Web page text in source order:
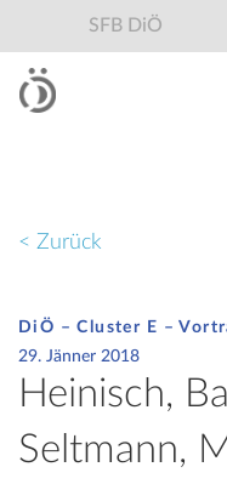
SFB DiÖ
< Zurück
DiÖ – Cluster E –
29. Jänner 2018
Heinisch,
Seltmann,